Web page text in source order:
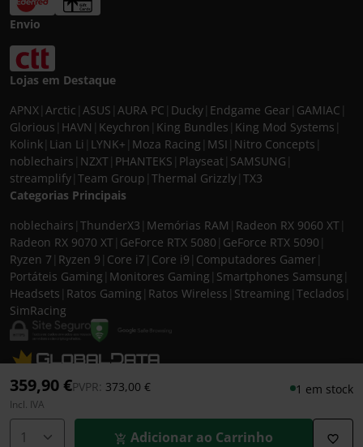
PVPR: Preço reduzido de
373,00 €para
359,90 € 1 em stock
Incl. IVA
Adicionar ao Carrinho
Envio
Lojas em Destaque
APNX Arctic ASUS AURA PC Ducky Endgame Gear GAMIAC
Glorious HAVN Keychron King Bundles King Mod Systems
Kolink Lian Li LYNK+ Moza Racing MSI Nitro Concepts
noblechairs NZXT PHANTEKS Playseat SAMSUNG
streamplify Team Group Thermal Grizzly TX3
Categorias Principais
noblechairs ThunderX3 Memórias RAM Radeon RX 9060 XT
Radeon RX 9070 XT GeForce RTX 5080 GeForce RTX 5090
Ryzen 7 Ryzen 9 Core i7 Core i9 Computadores Gamer
Portáteis Gaming Monitores Gaming Smartphones Samsung
Headsets Ratos Gaming Ratos Wireless Streaming Teclados
SimRacing
© 2026 CASEKING IBERIA. TODOS OS DIREITOS RESERVADOS. IVA incluído à
taxa em vigor para todos os produtos. As fotos apresentadas podem não
corresponder às configurações descritas. Preços e especificações sujeitos a
alteração sem aviso prévio. A caseking Iberia declina qualquer
responsabilidade por eventuais erros publicados no site.